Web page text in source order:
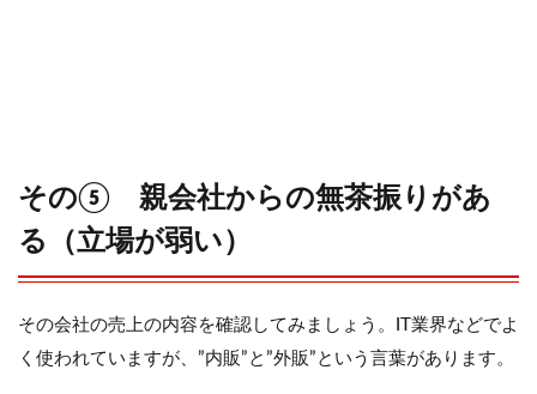
その⑤ 親会社からの無茶振りがあ
る（立場が弱い）
その会社の売上の内容を確認してみましょう。IT業界などでよ
く使われていますが、”内販”と”外販”という言葉があります。